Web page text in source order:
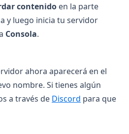
contenido en la parte
y luego inicia tu servidor
Consola.
ahora aparecerá en el
nombre. Si tienes algún
a través de Discord (opens in a
para que